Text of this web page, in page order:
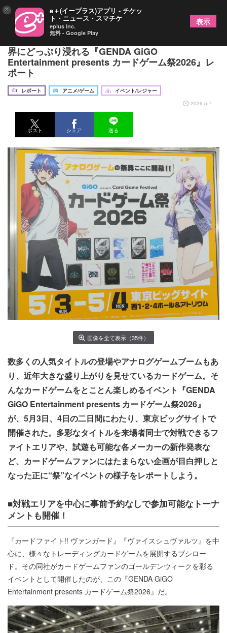
豊富な対戦台に新作情報が満載！カードゲームの世
界にどっぷり浸れる『GENDA GiGO
Entertainment presents カードゲーム祭2026』レ
ポート
レポート アニメ/ゲーム
イベント/レジャー
2026.5.7
ポスト シェア 送る
画像を全て表示（35件）
数多くの人気タイトルの登場やアナログゲームブームもあ
り、近年大きな盛り上がりを見せているカードゲーム。そ
んなカードゲームをとことん楽しめるイベント『GENDA
GiGO Entertainment presents カードゲーム祭2026』
が、5月3日、4日の二日間にわたり、東京ビッグサイトで
開催された。多彩なタイトルを来場者同士で対戦できるフ
ァイトエリアや、試遊も可能な各メーカーの新作発表な
ど、カードゲームファンにはたまらない企画が目白押しと
なった正に“祭”なイベントの様子をレポートしよう。
■対戦エリアを中心に事前予約なしで参加可能なトーナ
メントも開催！
『カードファイト!! ヴァンガード』『ヴァイスシュヴァルツ』を中
心に、様々なトレーディングカードゲームを展開するブシロー
ド。その同社がカードゲームファンのゴールデンウィークを彩る
イベントとして開催したのが、この『GENDA GiGO
Entertainment presents カードゲーム祭2026』だ。
× e＋(イープラス)アプリ - チケッ
ト・ニュース・スマチケ
eplus inc.
無料 - Google Play
表示